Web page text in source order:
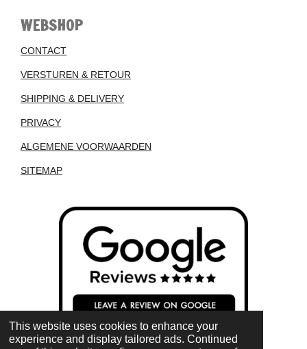
This website uses cookies to enhance your
experience and display tailored ads. Continued
WEBSHOP
CONTACT
VERSTUREN & RETOUR
SHIPPING & DELIVERY
PRIVACY
ALGEMENE VOORWAARDEN
SITEMAP